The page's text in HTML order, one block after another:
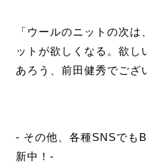
「ウールのニットの次
ットが欲しくなる。欲し
あろう、前田健秀でござ
- その他、各種SNSでも
新中！-